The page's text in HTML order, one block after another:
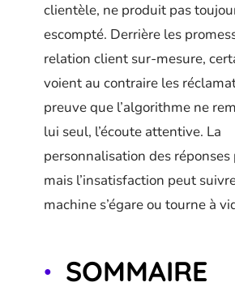
clientèle, ne produit pas
escompté. Derrière les
relation client sur-mesure,
voient au contraire les
preuve que l’algorithme ne
lui seul, l’écoute attentive. La
personnalisation des réponses
mais l’insatisfaction peut
machine s’égare ou tourne à
SOMMAIRE